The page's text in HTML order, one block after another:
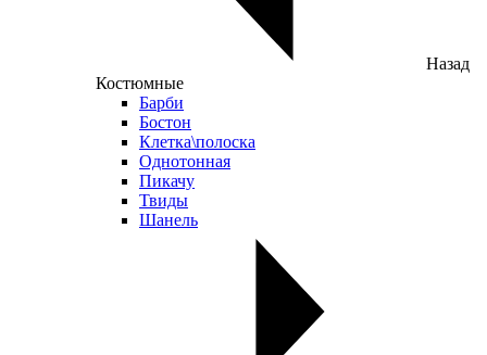
Назад
Костюмные
Барби
Бостон
Клетка\полоска
Однотонная
Пикачу
Твиды
Шанель